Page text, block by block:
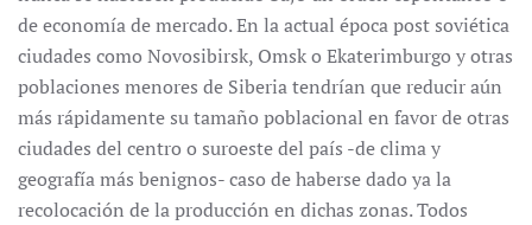
de economía de mercado. En la actual época post soviética
ciudades como Novosibirsk, Omsk o Ekaterimburgo y otras
poblaciones menores de Siberia tendrían que reducir aún
más rápidamente su tamaño poblacional en favor de otras
ciudades del centro o suroeste del país -de clima y
geografía más benignos- caso de haberse dado ya la
recolocación de la producción en dichas zonas. Todos